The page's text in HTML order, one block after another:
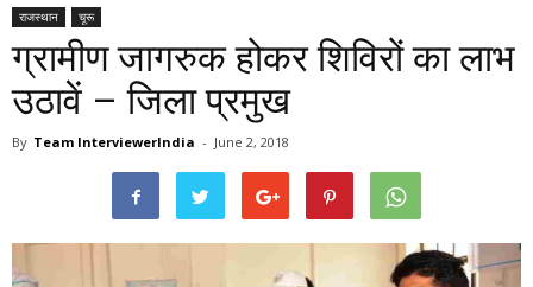
राजस्थान चूरू
ग्रामीण जागरुक होकर शिविरों का लाभ
उठावें – जिला प्रमुख
By Team InterviewerIndia - June 2, 2018